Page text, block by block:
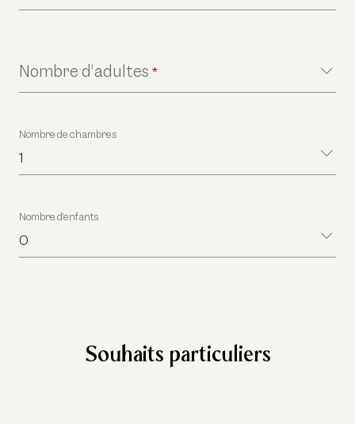
Nombre d’adultes *
Nombre de chambres
1
Nombre d’enfants
0
Souhaits particuliers